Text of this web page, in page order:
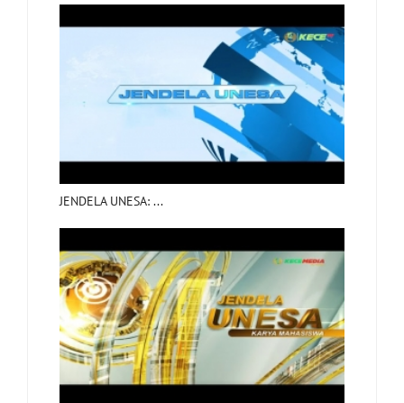
JENDELA UNESA: ...